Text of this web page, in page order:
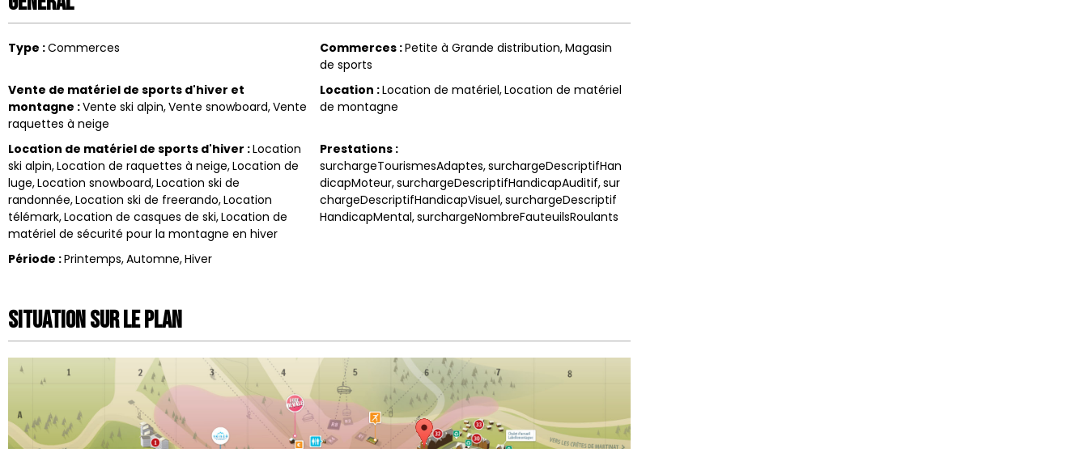
Type :Commerces Commerces :Petite à Grande distribution Magasin
de sports
Vente de matériel de sports d'hiver et
montagne :Vente ski alpin Vente snowboard Vente
raquettes à neige
Location :Location de matériel Location de matériel
de montagne
Location de matériel de sports d'hiver :Location
ski alpin Location de raquettes à neige Location de
luge Location snowboard Location ski de
randonnée Location ski de freerando Location
télémark Location de casques de ski Location de
matériel de sécurité pour la montagne en hiver
Prestations :
surchargeTourismesAdaptes surchargeDescriptifHan
dicapMoteur surchargeDescriptifHandicapAuditif sur
chargeDescriptifHandicapVisuel surchargeDescriptif
HandicapMental surchargeNombreFauteuilsRoulants
Période :Printemps Automne Hiver
Situation sur le Plan